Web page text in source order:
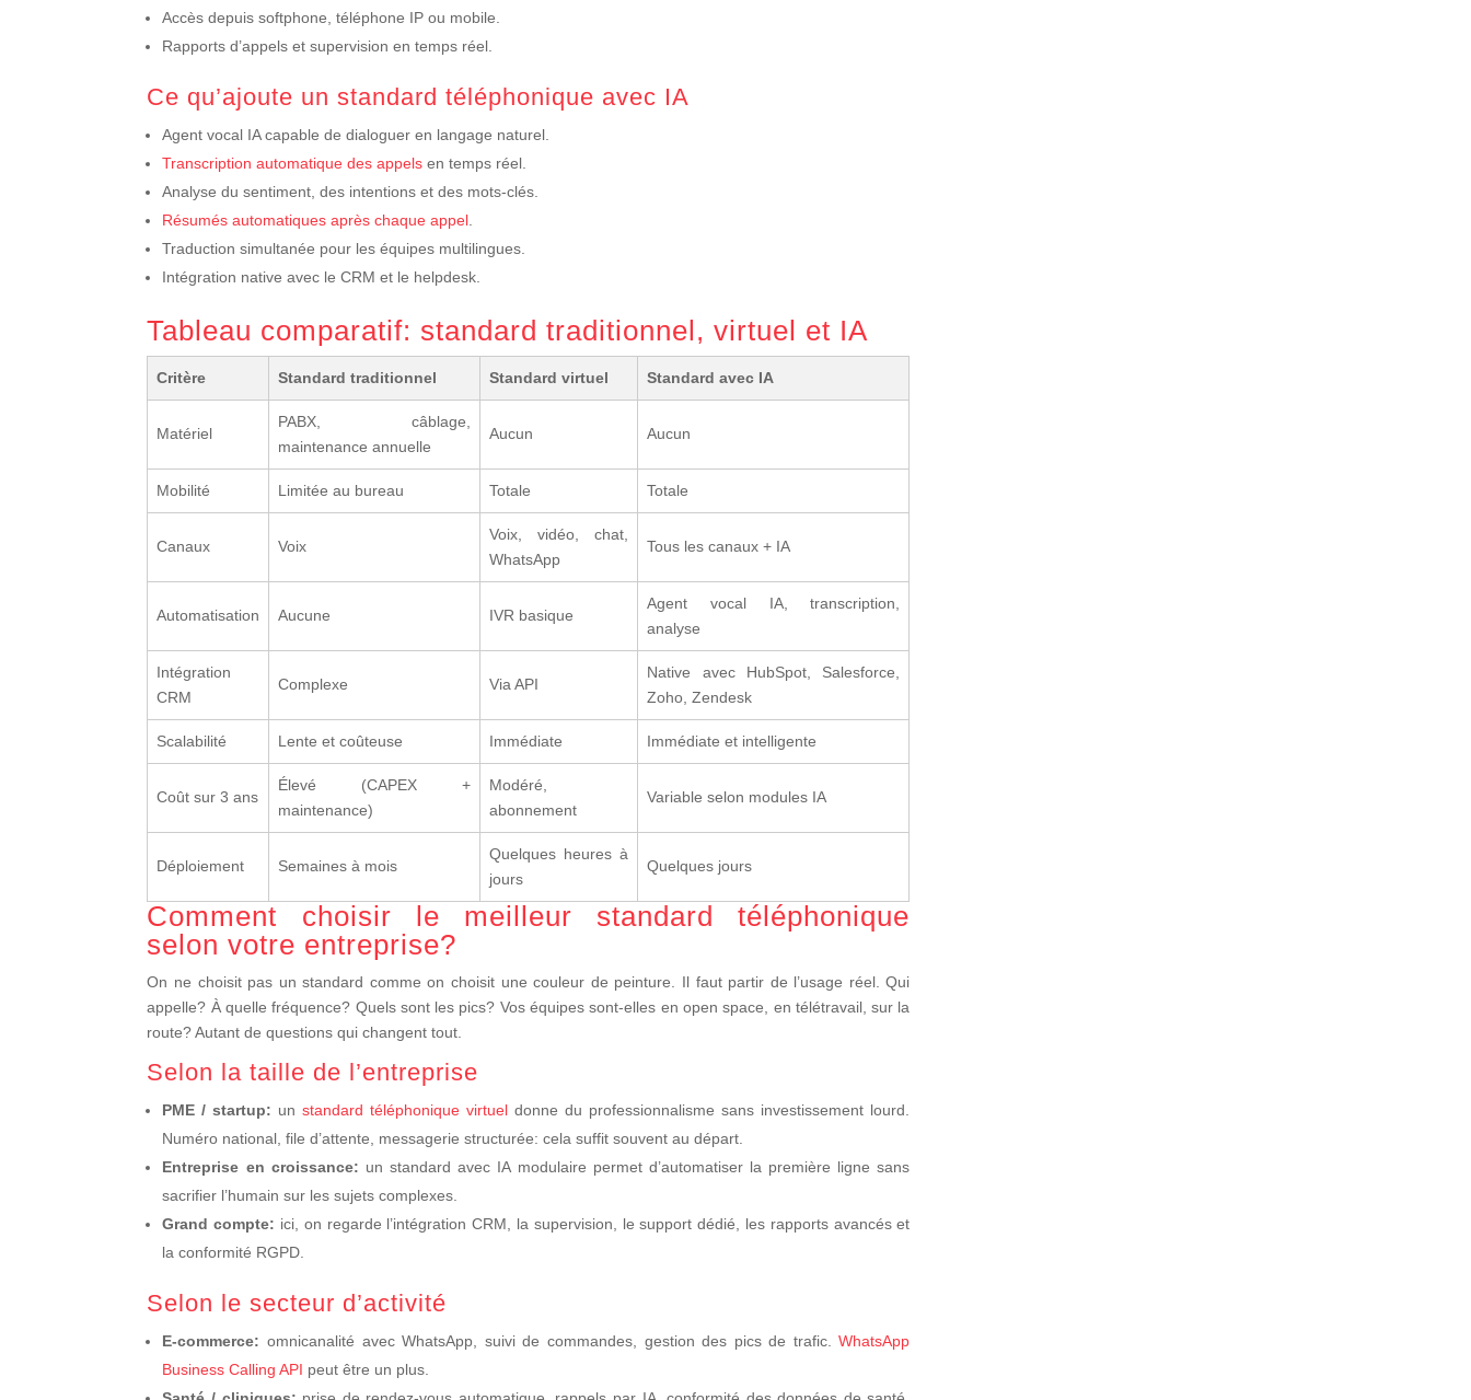
Accès depuis softphone, téléphone IP ou mobile.
Rapports d’appels et supervision en temps réel.
Ce qu’ajoute un standard téléphonique avec IA
Agent vocal IA capable de dialoguer en langage naturel.
Transcription automatique des appels en temps réel.
Analyse du sentiment, des intentions et des mots-clés.
Résumés automatiques après chaque appel
Traduction simultanée pour les équipes multilingues.
Intégration native avec le CRM et le helpdesk.
Tableau comparatif: standard traditionnel, virtuel et IA
Critère Standard traditionnel Standard virtuel Standard avec IA
Matériel
PABX, câblage,
maintenance annuelle
Aucun Aucun
Mobilité Limitée au bureau Totale Totale
Canaux Voix
Voix, vidéo, chat,
WhatsApp
Tous les canaux + IA
Automatisation Aucune IVR basique
Agent vocal IA, transcription,
analyse
Intégration
CRM
Complexe Via API
Native avec HubSpot, Salesforce,
Zoho, Zendesk
Scalabilité Lente et coûteuse Immédiate Immédiate et intelligente
Coût sur 3 ans
Élevé (CAPEX +
maintenance)
Modéré,
abonnement
Variable selon modules IA
Déploiement Semaines à mois
Quelques heures à
jours
Quelques jours
Comment choisir le meilleur standard téléphonique
selon votre entreprise?
On ne choisit pas un standard comme on choisit une couleur de peinture. Il faut partir de l’usage réel. Qui
appelle? À quelle fréquence? Quels sont les pics? Vos équipes sont-elles en open space, en télétravail, sur la
route? Autant de questions qui changent tout.
Selon la taille de l’entreprise
PME / startup: unstandard téléphonique virtuel donne du professionnalisme sans investissement lourd.
Numéro national, file d’attente, messagerie structurée: cela suffit souvent au départ.
Entreprise en croissance: un standard avec IA modulaire permet d’automatiser la première ligne sans
sacrifier l’humain sur les sujets complexes.
Grand compte: ici, on regarde l’intégration CRM, la supervision, le support dédié, les rapports avancés et
la conformité RGPD.
Selon le secteur d’activité
E-commerce: omnicanalité avec WhatsApp, suivi de commandes, gestion des pics de trafic.WhatsApp
Business Calling API peut être un plus.